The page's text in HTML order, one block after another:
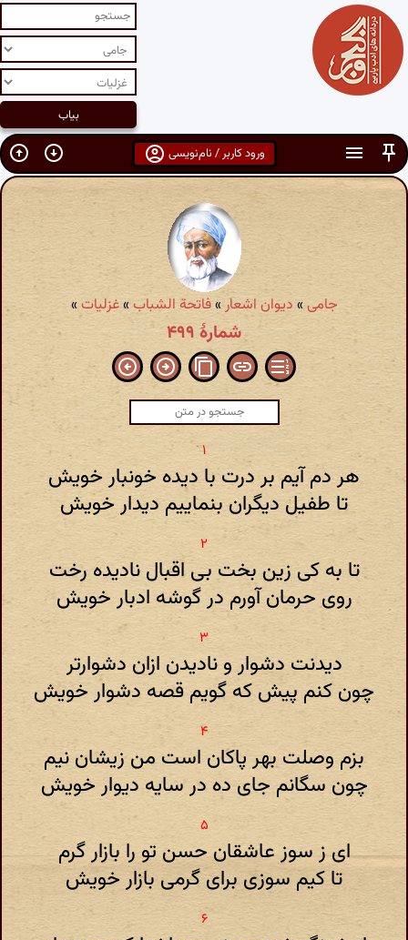
ورود کاربر / نام‌نویسی
جامی» دیوان اشعار»فاتحة الشباب»غزلیات»
شمارهٔ ۴۹۹
هر دم آیم بر درت با دیده خونبار خویش
تا طفیل دیگران بنماییم دیدار خویش
تا به کی زین بخت بی اقبال نادیده رخت
روی حرمان آورم در گوشه ادبار خویش
دیدنت دشوار و نادیدن ازان دشوارتر
چون کنم پیش که گویم قصه دشوار خویش
بزم وصلت بهر پاکان است من زیشان نیم
چون سگانم جای ده در سایه دیوار خویش
ای ز سوز عاشقان حسن تو را بازار گرم
تا کیم سوزی برای گرمی بازار خویش